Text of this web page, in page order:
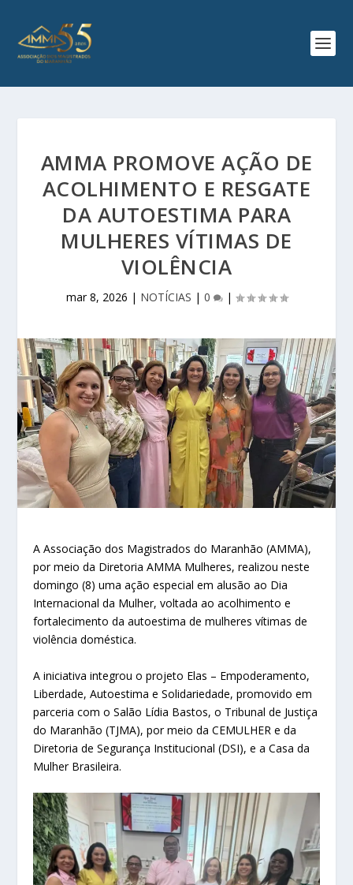
AMMA PROMOVE AÇÃO DE
ACOLHIMENTO E RESGATE
DA AUTOESTIMA PARA
MULHERES VÍTIMAS DE
VIOLÊNCIA
mar 8, 2026 | NOTÍCIAS | 0 |
A Associação dos Magistrados do Maranhão (AMMA),
por meio da Diretoria AMMA Mulheres, realizou neste
domingo (8) uma ação especial em alusão ao Dia
Internacional da Mulher, voltada ao acolhimento e
fortalecimento da autoestima de mulheres vítimas de
violência doméstica.
A iniciativa integrou o projeto Elas – Empoderamento,
Liberdade, Autoestima e Solidariedade, promovido em
parceria com o Salão Lídia Bastos, o Tribunal de Justiça
do Maranhão (TJMA), por meio da CEMULHER e da
Diretoria de Segurança Institucional (DSI), e a Casa da
Mulher Brasileira.